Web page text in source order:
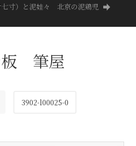
七寸）と泥娃々 北京の泥鶏児
筆屋
3902-l00025-0